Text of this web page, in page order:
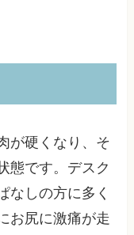
が硬くなり、そ
態です。デスク
なしの方に多く
お尻に激痛が走